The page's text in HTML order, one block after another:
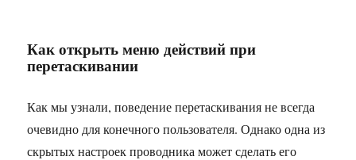
Как открыть меню действий при
перетаскивании
Как мы узнали, поведение перетаскивания не всегда
очевидно для конечного пользователя. Однако одна из
скрытых настроек проводника может сделать его